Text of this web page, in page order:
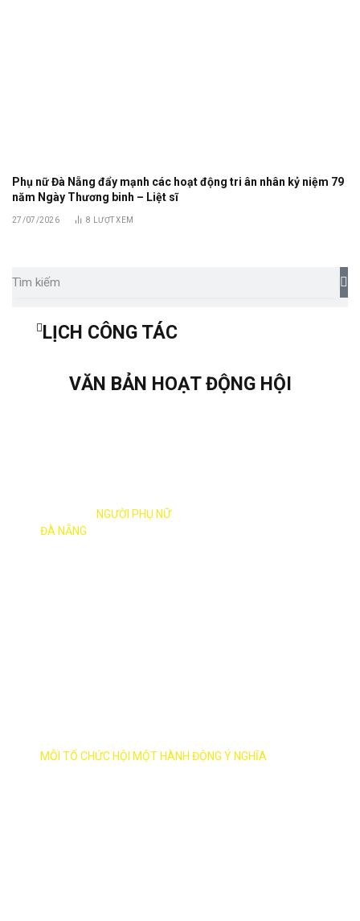
Phụ nữ Đà Nẵng đẩy mạnh các hoạt động tri ân nhân kỷ niệm 79
năm Ngày Thương binh – Liệt sĩ
27/07/2026 8 LƯỢT XEM
LỊCH CÔNG TÁC
VĂN BẢN HOẠT ĐỘNG HỘI
NGƯỜI PHỤ NỮ
ĐÀ NẴNG
MỖI TỔ CHỨC HỘI MỘT HÀNH ĐỘNG Ý NGHĨA